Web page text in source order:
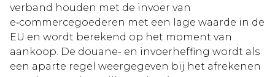
verband houden met de invoer van
e‑commercegoederen met een lage waarde in de
EU en wordt berekend op het moment van
aankoop. De douane- en invoerheffing wordt als
een aparte regel weergegeven bij het afrekenen